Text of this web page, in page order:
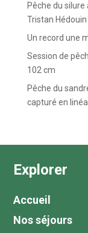
Pêche du
Tristan Hédouin
Un record une
Session de
102 cm
Pêche du
capturé en
Explorer
Accueil
Nos séjours